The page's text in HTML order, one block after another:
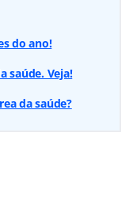
do ano!
saúde. Veja!
da saúde?